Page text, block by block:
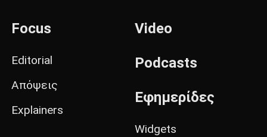
Focus
Editorial
Απόψεις
Explainers
Video
Podcasts
Εφημερίδες
Widgets